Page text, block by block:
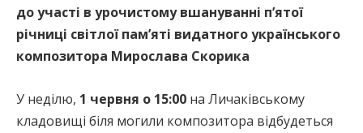
до участі в урочистому вшануванні п’ятої
річниці світлої пам’яті видатного українського
композитора Мирослава Скорика
У неділю, 1 червня о 15:00 на Личаківському
кладовищі біля могили композитора відбудеться